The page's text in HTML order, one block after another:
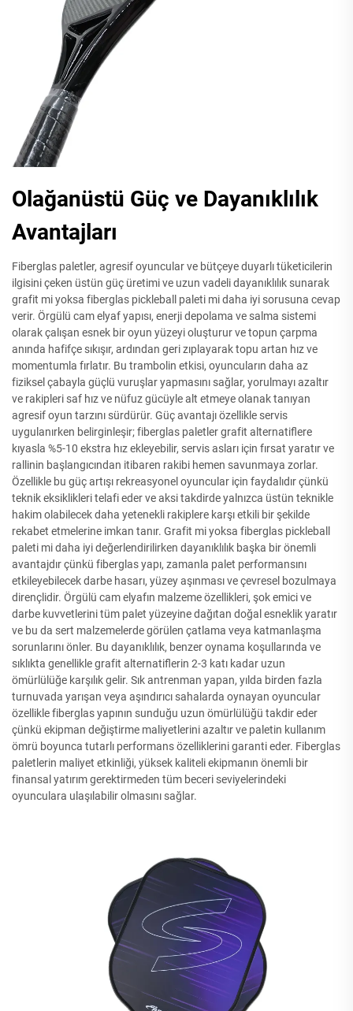
Olağanüstü Güç ve Dayanıklılık
Avantajları
Fiberglas paletler, agresif oyuncular ve bütçeye duyarlı tüketicilerin
ilgisini çeken üstün güç üretimi ve uzun vadeli dayanıklılık sunarak
grafit mi yoksa fiberglas pickleball paleti mi daha iyi sorusuna cevap
verir. Örgülü cam elyaf yapısı, enerji depolama ve salma sistemi
olarak çalışan esnek bir oyun yüzeyi oluşturur ve topun çarpma
anında hafifçe sıkışır, ardından geri zıplayarak topu artan hız ve
momentumla fırlatır. Bu trambolin etkisi, oyuncuların daha az
fiziksel çabayla güçlü vuruşlar yapmasını sağlar, yorulmayı azaltır
ve rakipleri saf hız ve nüfuz gücüyle alt etmeye olanak tanıyan
agresif oyun tarzını sürdürür. Güç avantajı özellikle servis
uygulanırken belirginleşir; fiberglas paletler grafit alternatiflere
kıyasla %5-10 ekstra hız ekleyebilir, servis asları için fırsat yaratır ve
rallinin başlangıcından itibaren rakibi hemen savunmaya zorlar.
Özellikle bu güç artışı rekreasyonel oyuncular için faydalıdır çünkü
teknik eksiklikleri telafi eder ve aksi takdirde yalnızca üstün teknikle
hakim olabilecek daha yetenekli rakiplere karşı etkili bir şekilde
rekabet etmelerine imkan tanır. Grafit mi yoksa fiberglas pickleball
paleti mi daha iyi değerlendirilirken dayanıklılık başka bir önemli
avantajdır çünkü fiberglas yapı, zamanla palet performansını
etkileyebilecek darbe hasarı, yüzey aşınması ve çevresel bozulmaya
dirençlidir. Örgülü cam elyafın malzeme özellikleri, şok emici ve
darbe kuvvetlerini tüm palet yüzeyine dağıtan doğal esneklik yaratır
ve bu da sert malzemelerde görülen çatlama veya katmanlaşma
sorunlarını önler. Bu dayanıklılık, benzer oynama koşullarında ve
sıklıkta genellikle grafit alternatiflerin 2-3 katı kadar uzun
ömürlülüğe karşılık gelir. Sık antrenman yapan, yılda birden fazla
turnuvada yarışan veya aşındırıcı sahalarda oynayan oyuncular
özellikle fiberglas yapının sunduğu uzun ömürlülüğü takdir eder
çünkü ekipman değiştirme maliyetlerini azaltır ve paletin kullanım
ömrü boyunca tutarlı performans özelliklerini garanti eder. Fiberglas
paletlerin maliyet etkinliği, yüksek kaliteli ekipmanın önemli bir
finansal yatırım gerektirmeden tüm beceri seviyelerindeki
oyunculara ulaşılabilir olmasını sağlar.